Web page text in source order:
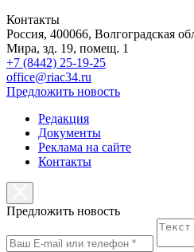
Контакты
Россия, 400066, Волгоградская
Мира, зд. 19, помещ. 1
+7 (8442) 25-19-25
office@riac34.ru
Предложить новость
Редакция
Документы
Реклама на сайте
Контакты
Предложить новость